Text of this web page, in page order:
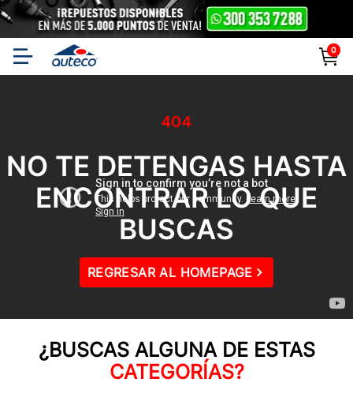
0
404
NO TE DETENGAS HASTA
ENCONTRAR LO QUE
BUSCAS
REGRESAR AL HOMEPAGE
Auteco | Especialistas
en Motos, Repuestos y
¿BUSCAS ALGUNA DE ESTAS
CATEGORÍAS?